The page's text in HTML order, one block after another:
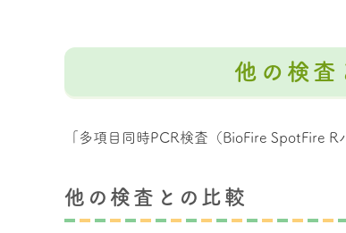
他の検査
「多項目同時PCR検査（BioFire SpotFire
他の検査との比較